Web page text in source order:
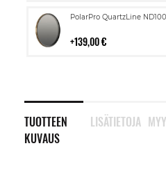
PolarPro QuartzLine
139,00 €
Lisää
TUOTTEEN
KUVAUS
LISÄTIETOJA